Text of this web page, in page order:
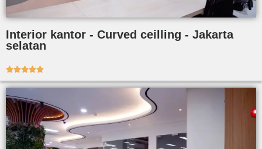
Interior kantor - Curved ceilling - Jakarta
selatan
